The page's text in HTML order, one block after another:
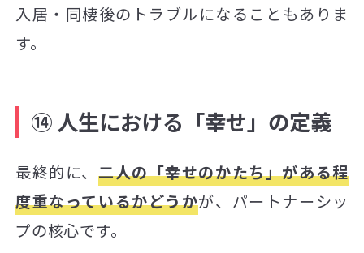
入居・同棲後のトラブルになることもありま
す。
⑭ 人生における「幸せ」の定義
最終的に、二人の「幸せのかたち」がある程
度重なっているかどうかが、パートナーシッ
プの核心です。